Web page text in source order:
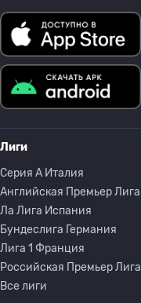
Лиги
Серия A Италия
Английская Премьер Лига
Ла Лига Испания
Бундеслига Германия
Лига 1 Франция
Российская Премьер Лига
Все лиги